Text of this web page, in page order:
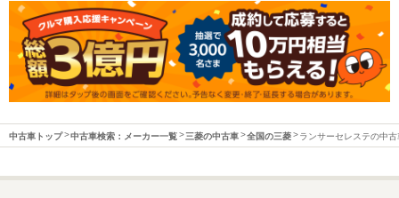
中古車トップ 中古車検索：メーカー一覧 三菱の中古車 全国の三菱 ランサーセレステの中古